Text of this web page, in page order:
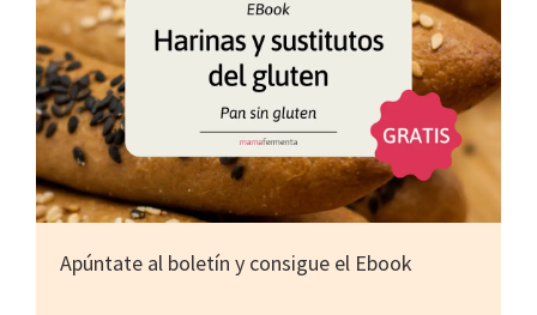
Apúntate al boletín y consigue el Ebook